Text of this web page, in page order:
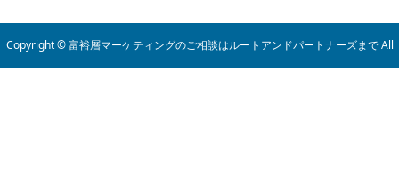
Copyright © 富裕層マーケティングのご相談はルートアンドパートナーズまで All